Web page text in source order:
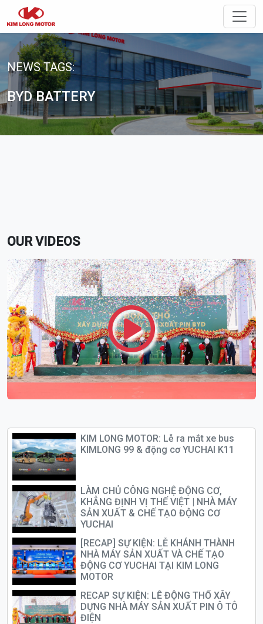
NEWS TAGS:
BYD BATTERY
OUR VIDEOS
KIM LONG MOTOR: Lễ ra mắt xe bus
KIMLONG 99 & động cơ YUCHAI K11
LÀM CHỦ CÔNG NGHỆ ĐỘNG CƠ,
KHẲNG ĐỊNH VỊ THẾ VIỆT | NHÀ MÁY
SẢN XUẤT & CHẾ TẠO ĐỘNG CƠ
YUCHAI
[RECAP] SỰ KIỆN: LỄ KHÁNH THÀNH
NHÀ MÁY SẢN XUẤT VÀ CHẾ TẠO
ĐỘNG CƠ YUCHAI TẠI KIM LONG
MOTOR
RECAP SỰ KIỆN: LỄ ĐỘNG THỔ XÂY
DỰNG NHÀ MÁY SẢN XUẤT PIN Ô TÔ
ĐIỆN